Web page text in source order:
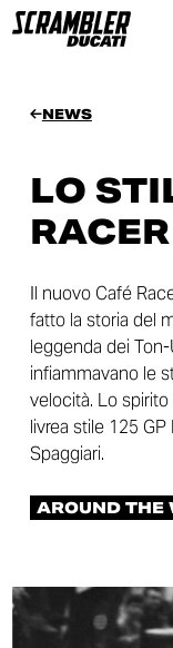
NEWS
LO
Il nuovo Café
fatto la storia del
leggenda dei
infiammavano le
velocità. Lo
livrea stile 125
Spaggiari.
AROUND THE